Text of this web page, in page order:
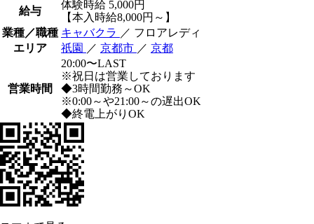
給与
体験時給 5,000円
【本入時給8,000円～】
業種／職種 キャバクラ ／ フロアレディ
エリア
祇園 ／ 京都市 ／ 京都
営業時間
20:00〜LAST
※祝日は営業しております
◆3時間勤務～OK
※0:00～や21:00～の遅出OK
◆終電上がりOK